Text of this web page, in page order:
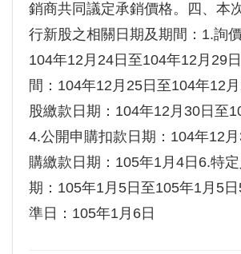
銷商共同議定承銷價格。四、本
行新股之相關日期及期間：1.詢
104年12月24日至104年12月29
間：104年12月25日至104年12
股繳款日期：104年12月30日至
4.公開申購扣款日期：104年12
購繳款日期：105年1月4日6.特
期：105年1月5日至105年1月5
準日：105年1月6日